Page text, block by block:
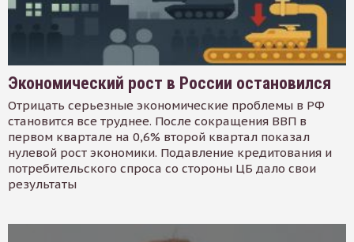
Экономический рост в России остановился
Отрицать серьезные экономические проблемы в РФ
становится все труднее. После сокращения ВВП в
первом квартале на 0,6% второй квартал показал
нулевой рост экономики. Подавление кредитования и
потребительского спроса со стороны ЦБ дало свои
результаты